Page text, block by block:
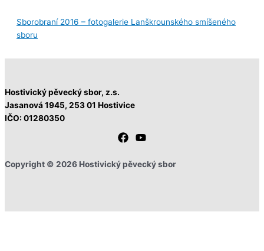
Sborobraní 2016 – fotogalerie Lanškrounského smíšeného
sboru
Hostivický pěvecký sbor, z.s.
Jasanová 1945, 253 01 Hostivice
IČO: 01280350
Copyright © 2026 Hostivický pěvecký sbor